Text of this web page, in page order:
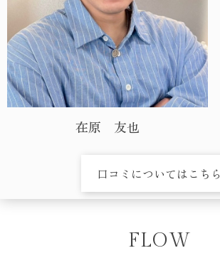
在原 友也
口コミについてはこちら
FLOW